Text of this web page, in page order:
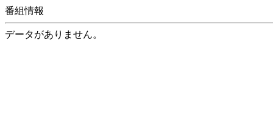
番組情報
データがありません。